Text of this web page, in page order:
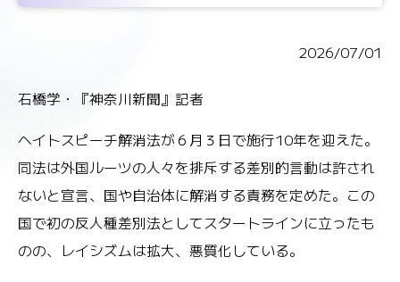
2026/07/01
石橋学・『神奈川新聞』記者
ヘイトスピーチ解消法が６月３日で施行10年を迎えた。
同法は外国ルーツの人々を排斥する差別的言動は許され
ないと宣言、国や自治体に解消する責務を定めた。この
国で初の反人種差別法としてスタートラインに立ったも
のの、レイシズムは拡大、悪質化している。